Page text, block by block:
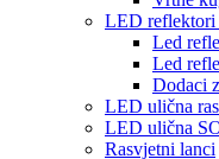
LED reflektori
Led
Led
Dodaci
LED ulična
LED ulična
Rasvjetni lanci